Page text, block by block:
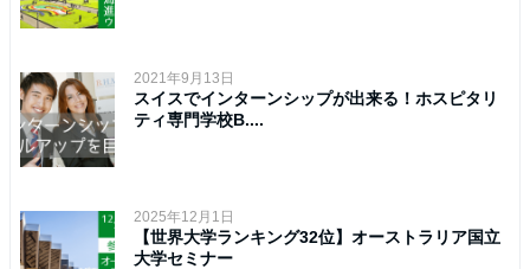
2021年9月13日
スイスでインターンシップが出来る！ホスピタリ
ティ専門学校B....
2025年12月1日
【世界大学ランキング32位】オーストラリア国立
大学セミナー